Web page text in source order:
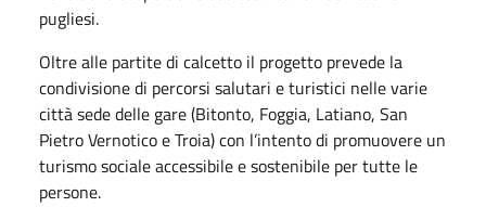
pugliesi.
Oltre alle partite di calcetto il progetto prevede la
condivisione di percorsi salutari e turistici nelle varie
città sede delle gare (Bitonto, Foggia, Latiano, San
Pietro Vernotico e Troia) con l’intento di promuovere un
turismo sociale accessibile e sostenibile per tutte le
persone.